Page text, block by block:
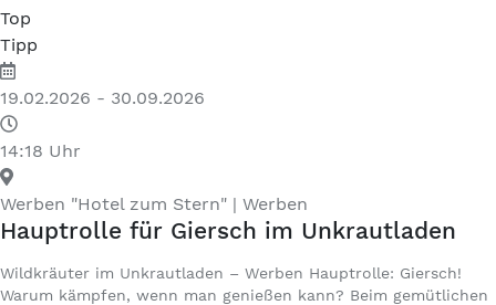
Top
Tipp
19.02.2026 - 30.09.2026
14:18 Uhr
Werben "Hotel zum Stern" | Werben
Hauptrolle für Giersch im Unkrautladen
Wildkräuter im Unkrautladen – Werben Hauptrolle: Giersch!
Warum kämpfen, wenn man genießen kann? Beim gemütlichen